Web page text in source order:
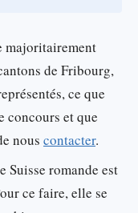
majoritairement
de Fribourg,
ce que
concours et que
nous contacter.
Suisse romande est
ce faire, elle se